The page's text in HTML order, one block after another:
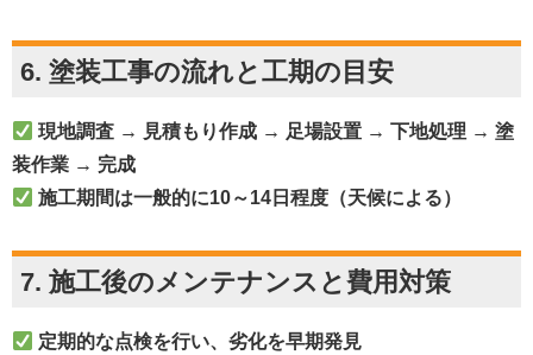
6. 塗装工事の流れと工期の目安
現地調査 → 見積もり作成 → 足場設置 → 下地処理 → 塗
装作業 → 完成
施工期間は一般的に10～14日程度（天候による）
7. 施工後のメンテナンスと費用対策
定期的な点検を行い、劣化を早期発見